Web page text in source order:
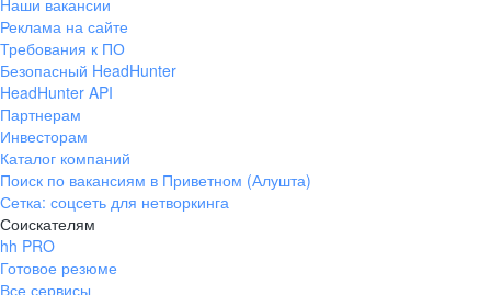
Наши вакансии
Реклама на сайте
Требования к ПО
Безопасный HeadHunter
HeadHunter API
Партнерам
Инвесторам
Каталог компаний
Поиск по вакансиям в Приветном (Алушта)
Сетка: соцсеть для нетворкинга
Соискателям
hh PRO
Готовое резюме
Все сервисы